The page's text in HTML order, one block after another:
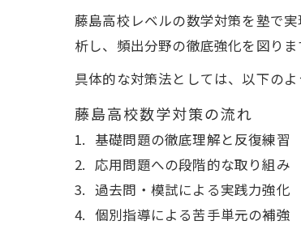
藤島高校レベルの数学対策を塾で
析し、頻出分野の徹底強化を図り
具体的な対策法としては、以下のよ
藤島高校数学対策の流れ
基礎問題の徹底理解と反復練習
応用問題への段階的な取り組み
過去問・模試による実践力強化
個別指導による苦手単元の補強